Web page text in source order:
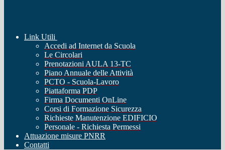
Link Utili
Accedi ad Internet da Scuola
Le Circolari
Prenotazioni AULA 13-TC
Piano Annuale delle Attività
PCTO - Scuola-Lavoro
Piattaforma PDP
Firma Documenti OnLine
Corsi di Formazione Sicurezza
Richieste Manutenzione EDIFICIO
Personale - Richiesta Permessi
Attuazione misure PNRR
Contatti